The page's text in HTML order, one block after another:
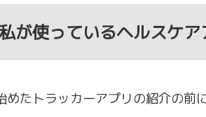
が使っているヘルスケア
めたトラッカーアプリの紹介の